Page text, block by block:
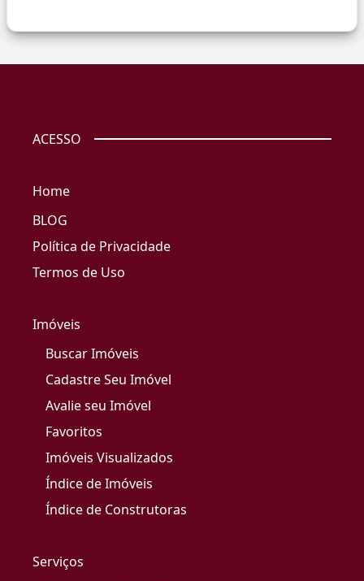
ACESSO
Home
BLOG
Política de Privacidade
Termos de Uso
Imóveis
Buscar Imóveis
Cadastre Seu Imóvel
Avalie seu Imóvel
Favoritos
Imóveis Visualizados
Índice de Imóveis
Índice de Construtoras
Serviços